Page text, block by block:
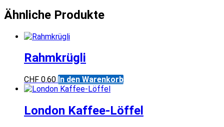
Ähnliche Produkte
Rahmkrügli
CHF 0.60 In den Warenkorb
London Kaffee-Löffel